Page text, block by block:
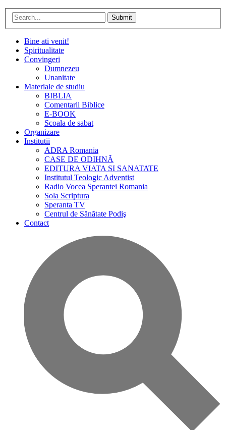
Submit
Bine ati venit!
Spiritualitate
Convingeri
Dumnezeu
Unanitate
Materiale de studiu
BIBLIA
Comentarii Biblice
E-BOOK
Scoala de sabat
Organizare
Institutii
ADRA Romania
CASE DE ODIHNĂ
EDITURA VIATA SI SANATATE
Institutul Teologic Adventist
Radio Vocea Sperantei Romania
Sola Scriptura
Speranta TV
Centrul de Sănătate Podiş
Contact